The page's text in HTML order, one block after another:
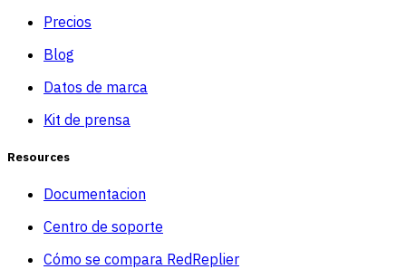
Precios
Blog
Datos de marca
Kit de prensa
Resources
Documentacion
Centro de soporte
Cómo se compara RedReplier